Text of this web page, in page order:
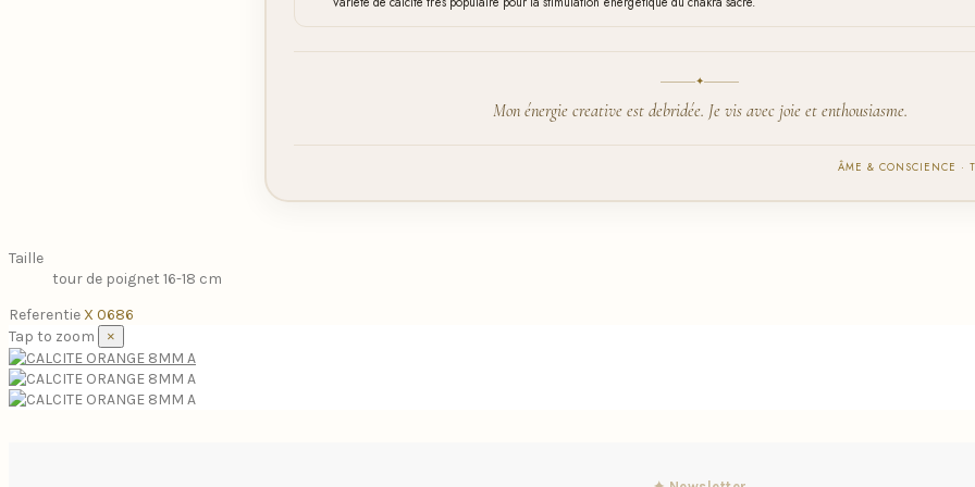
✦
Mon énergie creative est debridée. Je vis avec joie et enthousiasme.
ÂME & CONSCIENCE ·
Taille
tour de poignet 16-18 cm
Referentie X 0686
Tap to zoom
×